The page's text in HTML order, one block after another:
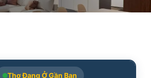
Thợ Đang Ở Gần Bạn